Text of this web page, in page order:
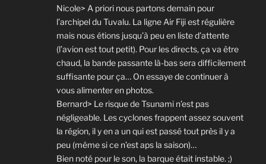
Nicole> A priori nous partons demain pour
l’archipel du Tuvalu. La ligne Air Fiji est régulière
mais nous étions jusqu’à peu en liste d’attente
(l’avion est tout petit). Pour les directs, ça va être
chaud, la bande passante là-bas sera difficilement
suffisante pour ça… On essaye de continuer à
vous alimenter en photos.
Bernard> Le risque de Tsunami n’est pas
négligeable. Les cyclones frappent assez souvent
la région, il y en a un qui est passé tout près il y a
peu (même si ce n’est aps la saison)…
Bien noté pour le son, la barque était instable. ;)